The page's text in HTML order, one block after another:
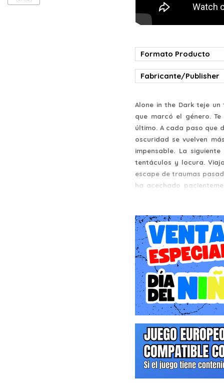
Formato Producto
Fabricante/Publisher
Alone in the Dark teje
que marcó el género.
último. A cada paso que
oscuridad se vuelven
impensable. La
tentáculos y locura.
escape de traumas
ha acechado
Una inquietante historia
Ingresa a la Mansión
Emily Hartwood y el
Emily al misterio de su
preguntas que no se
aventura para un
tu imaginación.
Con talentos de
Experimenta
David Harbour
videojuego. Las
concediendo un aspecto